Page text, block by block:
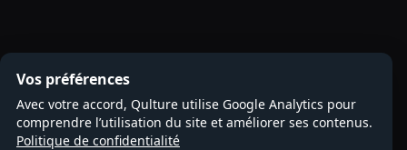
Vos préférences
Avec votre accord, Qulture utilise Google Analytics pour
comprendre l’utilisation du site et améliorer ses contenus.
Politique de confidentialité